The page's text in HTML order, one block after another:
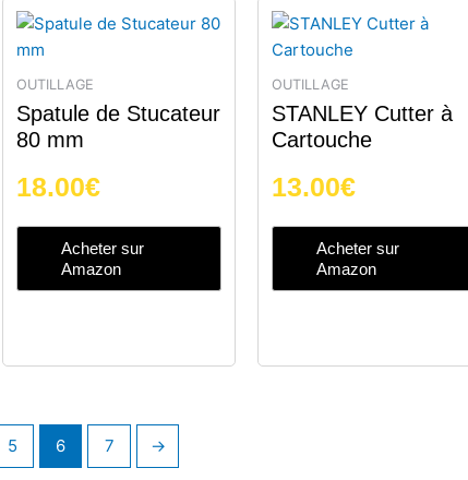
OUTILLAGE
Spatule de Stucateur
80 mm
18.00€
Acheter sur
Amazon
OUTILLAGE
STANLEY Cutter à
Cartouche
13.00€
Acheter sur
Amazon
5 6 7 →